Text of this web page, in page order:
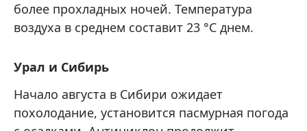
более прохладных ночей. Температура
воздуха в среднем составит 23 °C днем.
Урал и Сибирь
Начало августа в Сибири ожидает
похолодание, установится пасмурная погода